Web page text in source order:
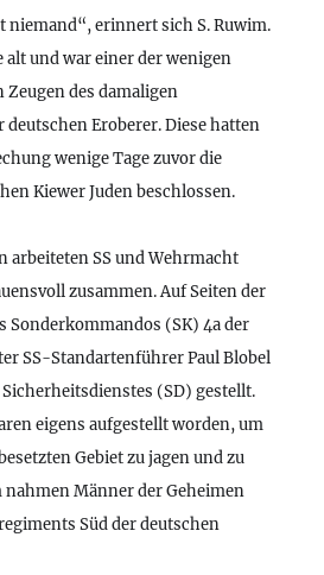
niemand“, erinnert sich S. Ruwim.
alt und war einer der wenigen
des damaligen
deutschen Eroberer. Diese hatten
wenige Tage zuvor die
Kiewer Juden beschlossen.
arbeiteten SS und Wehrmacht
zusammen. Auf Seiten der
Sonderkommandos (SK) 4a der
SS-Standartenführer Paul Blobel
(SD) gestellt.
eigens aufgestellt worden, um
Gebiet zu jagen und zu
nahmen Männer der Geheimen
Süd der deutschen